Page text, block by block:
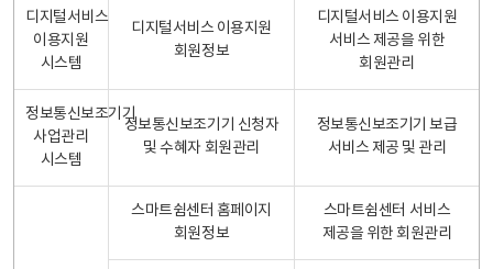
디지털서비스
이용지원
시스템
디지털서비스 이용지원
회원정보
디지털서비스 이용지원
서비스 제공을 위한
회원관리
정보통신보조기기
사업관리
시스템
정보통신보조기기 신청자
및 수혜자 회원관리
정보통신보조기기 보급
서비스 제공 및 관리
스마트쉼센터 홈페이지
회원정보
스마트쉼센터 서비스
제공을 위한 회원관리